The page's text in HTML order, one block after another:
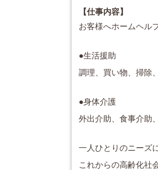
【仕事内容】
お客様へホームヘル
●生活援助
調理、買い物、掃除
●身体介護
外出介助、食事介助
一人ひとりのニーズ
これからの高齢化社